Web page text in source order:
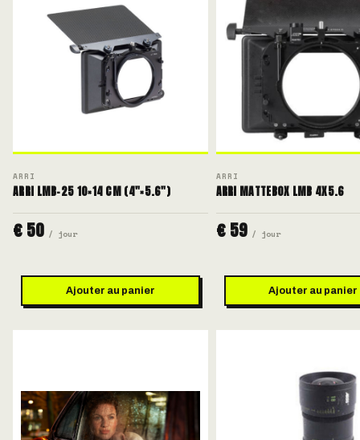
ARRI
ARRI LMB-25 10×14 CM (4"×5.6")
€ 50 / jour
Ajouter au panier
ARRI
ARRI MATTEBOX LMB 4X5.6
€ 59 / jour
Ajouter au panier